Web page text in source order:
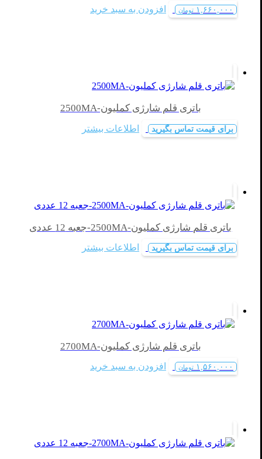
۱,۶۶۰,۰۰۰ تومان افزودن به سبد خرید
باتری قلم شارژی کملیون-2500MA
برای قیمت تماس بگیرید اطلاعات بیشتر
باتری قلم شارژی کملیون-2500MA-جعبه 12 عددی
برای قیمت تماس بگیرید اطلاعات بیشتر
باتری قلم شارژی کملیون-2700MA
۱,۵۶۰,۰۰۰ تومان افزودن به سبد خرید